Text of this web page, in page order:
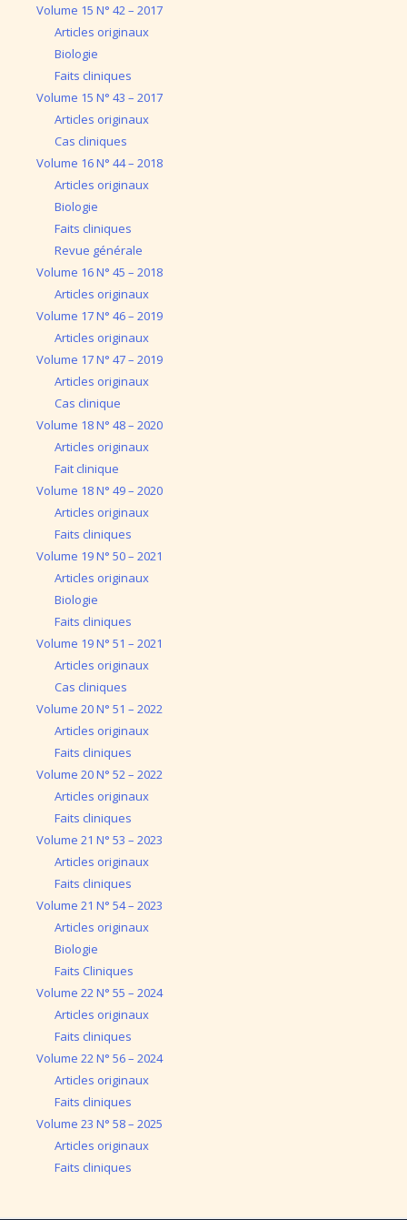
Volume 15 N° 42 – 2017
Articles originaux
Biologie
Faits cliniques
Volume 15 N° 43 – 2017
Articles originaux
Cas cliniques
Volume 16 N° 44 – 2018
Articles originaux
Biologie
Faits cliniques
Revue générale
Volume 16 N° 45 – 2018
Articles originaux
Volume 17 N° 46 – 2019
Articles originaux
Volume 17 N° 47 – 2019
Articles originaux
Cas clinique
Volume 18 N° 48 – 2020
Articles originaux
Fait clinique
Volume 18 N° 49 – 2020
Articles originaux
Faits cliniques
Volume 19 N° 50 – 2021
Articles originaux
Biologie
Faits cliniques
Volume 19 N° 51 – 2021
Articles originaux
Cas cliniques
Volume 20 N° 51 – 2022
Articles originaux
Faits cliniques
Volume 20 N° 52 – 2022
Articles originaux
Faits cliniques
Volume 21 N° 53 – 2023
Articles originaux
Faits cliniques
Volume 21 N° 54 – 2023
Articles originaux
Biologie
Faits Cliniques
Volume 22 N° 55 – 2024
Articles originaux
Faits cliniques
Volume 22 N° 56 – 2024
Articles originaux
Faits cliniques
Volume 23 N° 58 – 2025
Articles originaux
Faits cliniques